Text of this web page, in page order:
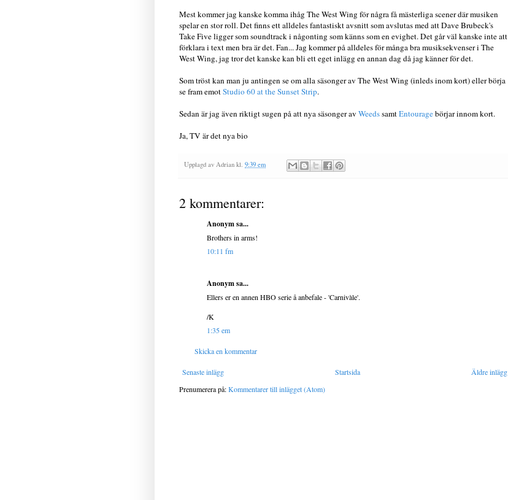
Mest kommer jag kanske komma ihåg The West Wing för några få mästerliga scener där musiken
spelar en stor roll. Det finns ett alldeles fantastiskt avsnitt som avslutas med att Dave Brubeck's
Take Five ligger som soundtrack i någonting som känns som en evighet. Det går väl kanske inte att
förklara i text men bra är det. Fan... Jag kommer på alldeles för många bra musiksekvenser i The
West Wing, jag tror det kanske kan bli ett eget inlägg en annan dag då jag känner för det.
Som tröst kan man ju antingen se om alla säsonger av The West Wing (inleds inom kort) eller börja
se fram emotStudio 60 at the Sunset Strip.
Sedan är jag även riktigt sugen på att nya säsonger av WeedssamtEntouragebörjar innom kort.
Ja, TV är det nya bio
Upplagd av Adrian kl. 9:39 em
2 kommentarer:
Anonym sa...
Brothers in arms!
10:11 fm
Anonym sa...
Ellers er en annen HBO serie å anbefale - 'Carnivàle'.
/K
1:35 em
Skicka en kommentar
Senaste inlägg Äldre inlägg
Startsida
Prenumerera på:Kommentarer till inlägget (Atom)